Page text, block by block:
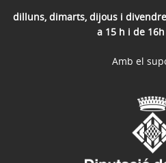
dilluns, dimarts, dijous i
a 15 h i de
Amb el